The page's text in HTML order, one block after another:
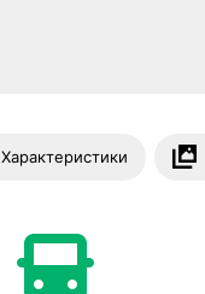
Характеристики